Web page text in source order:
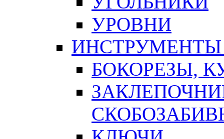
УРОВНИ
БОКОРЕЗЫ,